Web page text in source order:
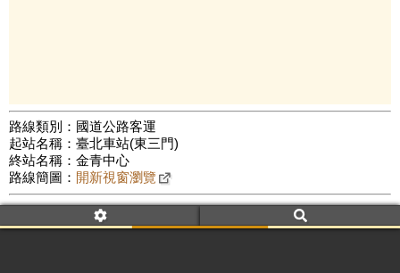
路線類別：國道公路客運
起站名稱：臺北車站(東三門)
終站名稱：金青中心
路線簡圖： 開新視窗瀏覽
附屬名稱：1815
車頭描述：臺北
金山青年活動中心
公車數量: 累計917、上線424